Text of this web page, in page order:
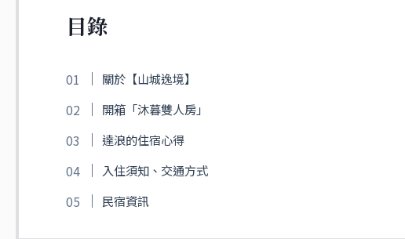
目錄
關於【山城逸境】
開箱「沐暮雙人房」
達浪的住宿心得
入住須知、交通方式
民宿資訊